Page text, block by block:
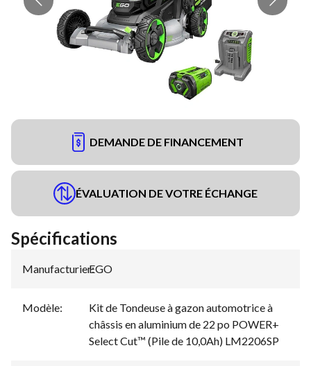
DEMANDE DE FINANCEMENT
ÉVALUATION DE VOTRE ÉCHANGE
Spécifications
Manufacturier:
EGO
Modèle:
Kit de Tondeuse à gazon automotrice à
châssis en aluminium de 22 po POWER+
Select Cut™ (Pile de 10,0Ah) LM2206SP